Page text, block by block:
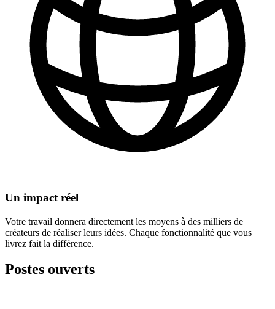
Un impact réel
Votre travail donnera directement les moyens à des milliers de
créateurs de réaliser leurs idées. Chaque fonctionnalité que vous
livrez fait la différence.
Postes ouverts